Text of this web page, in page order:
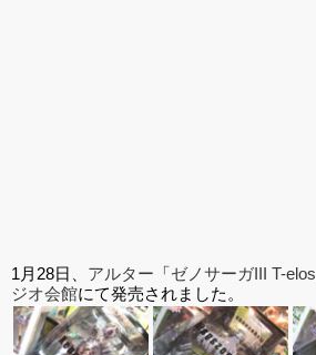
1月28日、 アルター 「ゼノサーガIII T-elos
ジオ会館にて発売されました。